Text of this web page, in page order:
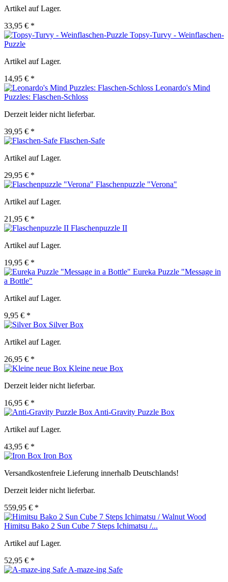
Artikel auf Lager.
33,95 € *
Topsy-Turvy - Weinflaschen-
Puzzle
Artikel auf Lager.
14,95 € *
Leonardo's Mind
Puzzles: Flaschen-Schloss
Derzeit leider nicht lieferbar.
39,95 € *
Flaschen-Safe
Artikel auf Lager.
29,95 € *
Flaschenpuzzle "Verona"
Artikel auf Lager.
21,95 € *
Flaschenpuzzle II
Artikel auf Lager.
19,95 € *
Eureka Puzzle "Message in
a Bottle"
Artikel auf Lager.
9,95 € *
Silver Box
Artikel auf Lager.
26,95 € *
Kleine neue Box
Derzeit leider nicht lieferbar.
16,95 € *
Anti-Gravity Puzzle Box
Artikel auf Lager.
43,95 € *
Iron Box
Versandkostenfreie Lieferung innerhalb Deutschlands!
Derzeit leider nicht lieferbar.
559,95 € *
Himitsu Bako 2 Sun Cube 7 Steps Ichimatsu /...
Artikel auf Lager.
52,95 € *
A-maze-ing Safe